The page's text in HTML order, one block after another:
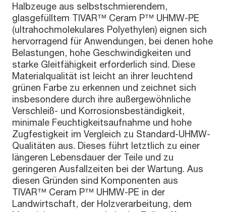
Halbzeuge aus selbstschmierendem,
glasgefülltem TIVAR™ Ceram P™ UHMW-PE
(ultrahochmolekulares Polyethylen) eignen sich
hervorragend für Anwendungen, bei denen hohe
Belastungen, hohe Geschwindigkeiten und
starke Gleitfähigkeit erforderlich sind. Diese
Materialqualität ist leicht an ihrer leuchtend
grünen Farbe zu erkennen und zeichnet sich
insbesondere durch ihre außergewöhnliche
Verschleiß- und Korrosionsbeständigkeit,
minimale Feuchtigkeitsaufnahme und hohe
Zugfestigkeit im Vergleich zu Standard-UHMW-
Qualitäten aus. Dieses führt letztlich zu einer
längeren Lebensdauer der Teile und zu
geringeren Ausfallzeiten bei der Wartung. Aus
diesen Gründen sind Komponenten aus
TIVAR™ Ceram P™ UHMW-PE in der
Landwirtschaft, der Holzverarbeitung, dem